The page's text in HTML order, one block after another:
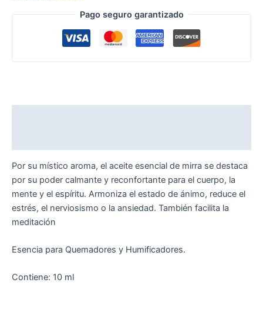
Pago seguro garantizado
Por su místico aroma, el aceite esencial de mirra se destaca
por su poder calmante y reconfortante para el cuerpo, la
mente y el espíritu. Armoniza el estado de ánimo, reduce el
estrés, el nerviosismo o la ansiedad. También facilita la
meditación
Esencia para Quemadores y Humificadores.
Contiene: 10 ml